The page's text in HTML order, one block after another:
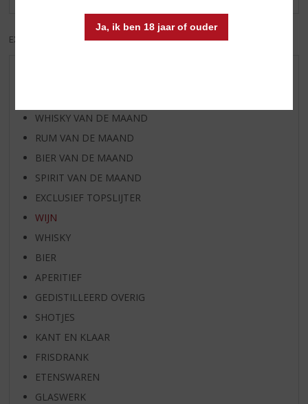
Ja, ik ben 18 jaar of ouder
EXCL. BTW INCL. BTW
WHISKY VAN DE MAAND
RUM VAN DE MAAND
BIER VAN DE MAAND
SPIRIT VAN DE MAAND
EXCLUSIEF TOPSLIJTER
WIJN
WHISKY
BIER
APERITIEF
GEDISTILLEERD OVERIG
SHOTJES
KANT EN KLAAR
FRISDRANK
ETENSWAREN
GLASWERK